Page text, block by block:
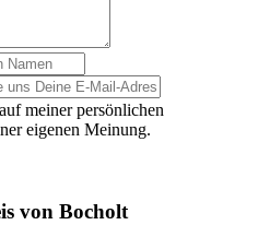
meiner persönlichen
eigenen Meinung.
von Bocholt